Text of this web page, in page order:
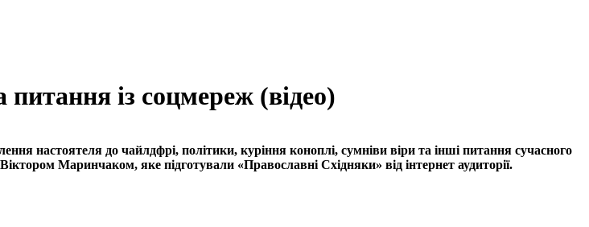
питання із соцмереж (відео)
настоятеля до чайлдфрі, політики, куріння коноплі, сумніви віри та інші питання сучасного
Маринчаком, яке підготували «Православні Східняки» від інтернет аудиторії.